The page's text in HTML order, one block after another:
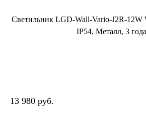
Светильник LGD-Wall-Vario-J2R-12W
IP54, Металл, 3
13 980 руб.